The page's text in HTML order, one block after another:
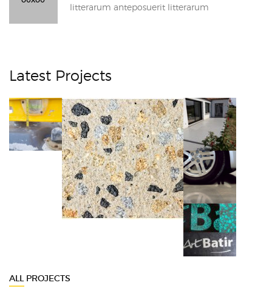
litterarum anteposuerit litterarum
Latest Projects
ALL PROJECTS